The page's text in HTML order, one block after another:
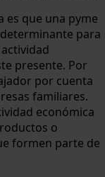
es que una pyme
para
presente. Por
por cuenta
familiares.
económica
o
formen parte de